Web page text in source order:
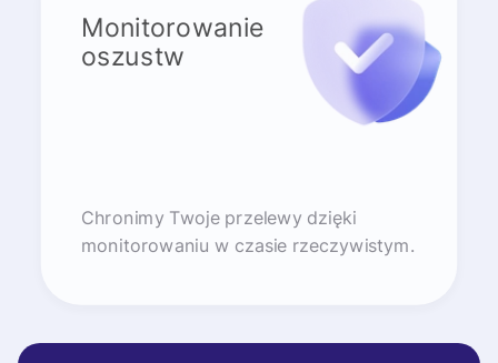
Monitorowanie
oszustw
Chronimy Twoje przelewy dzięki
monitorowaniu w czasie rzeczywistym.